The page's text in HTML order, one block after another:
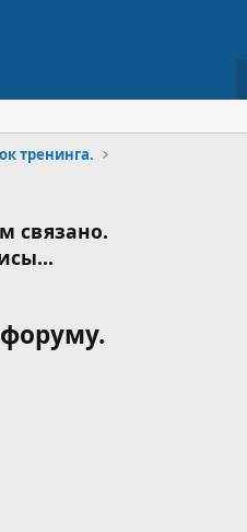
тренинга.
связано.